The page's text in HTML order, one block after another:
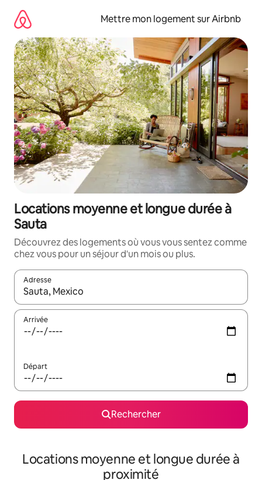
directement
contenu
Mettre mon logement sur Airbnb
Locations moyenne et longue durée à
Sauta
Découvrez des logements où vous vous sentez comme
chez vous pour un séjour d'un mois ou plus.
Adresse
Lorsque les résultats s'affichent, utilisez les flèches vers le
Arrivée
Départ
Rechercher
Locations moyenne et longue durée à
proximité